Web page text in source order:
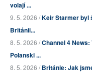
volají ...
9. 5. 2026 /Keir Starmer byl
Británii...
8. 5. 2026 /Channel 4
Polanski ...
8. 5. 2026 /Británie: Jak